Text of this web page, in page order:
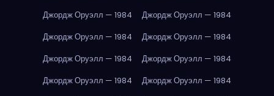
Джордж Оруэлл — 1984
Джордж Оруэлл — 1984
Джордж Оруэлл — 1984
Джордж Оруэлл — 1984
Джордж Оруэлл — 1984
Джордж Оруэлл — 1984
Джордж Оруэлл — 1984
Джордж Оруэлл — 1984